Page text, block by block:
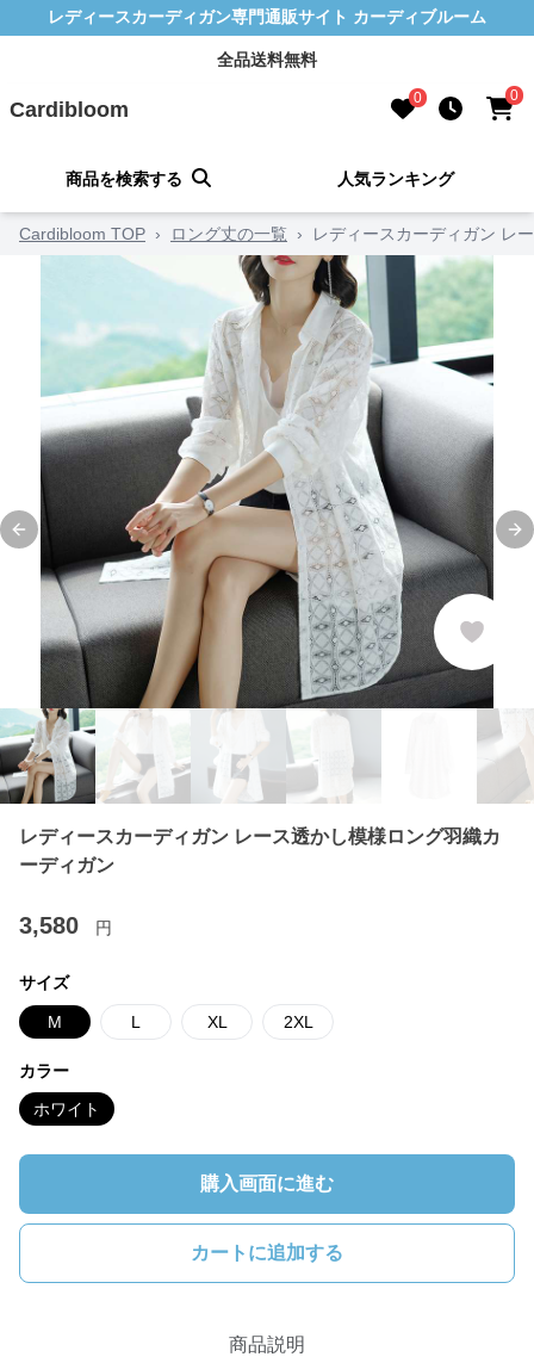
レディースカーディガン専門通販サイト カーディブルーム
全品送料無料
Cardibloom 0 0
商品を検索する 人気ランキング
Cardibloom TOP › ロング丈の一覧 › レディースカーディガン レ
Previous slide
レディースカーディガン レース透かし模様ロング羽織カ
ーディガン
3,580 円
サイズ
M L XL 2XL
カラー
ホワイト
購入画面に進む
カートに追加する
商品説明